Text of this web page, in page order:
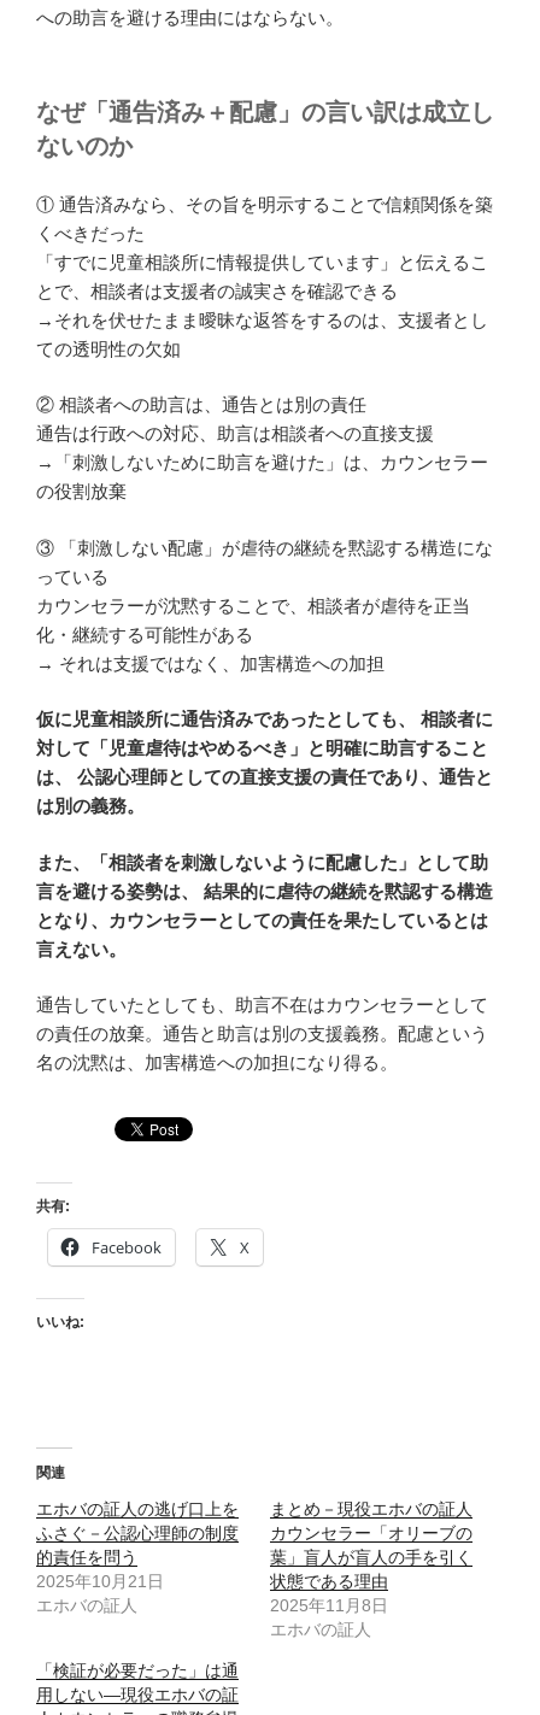
への助言を避ける理由にはならない。
なぜ「通告済み＋配慮」の言い訳は成立し
ないのか
① 通告済みなら、その旨を明示することで信頼関係を築
くべきだった
「すでに児童相談所に情報提供しています」と伝えるこ
とで、相談者は支援者の誠実さを確認できる
→それを伏せたまま曖昧な返答をするのは、支援者とし
ての透明性の欠如
② 相談者への助言は、通告とは別の責任
通告は行政への対応、助言は相談者への直接支援
→「刺激しないために助言を避けた」は、カウンセラー
の役割放棄
③ 「刺激しない配慮」が虐待の継続を黙認する構造にな
っている
カウンセラーが沈黙することで、相談者が虐待を正当
化・継続する可能性がある
→ それは支援ではなく、加害構造への加担
仮に児童相談所に通告済みであったとしても、 相談者に
対して「児童虐待はやめるべき」と明確に助言すること
は、 公認心理師としての直接支援の責任であり、通告と
は別の義務。
また、「相談者を刺激しないように配慮した」として助
言を避ける姿勢は、 結果的に虐待の継続を黙認する構造
となり、カウンセラーとしての責任を果たしているとは
言えない。
通告していたとしても、助言不在はカウンセラーとして
の責任の放棄。通告と助言は別の支援義務。配慮という
名の沈黙は、加害構造への加担になり得る。
共有:
Facebook X
いいね:
関連
エホバの証人の逃げ口上を
ふさぐ－公認心理師の制度
的責任を問う
2025年10月21日
エホバの証人
まとめ－現役エホバの証人
カウンセラー「オリーブの
葉」盲人が盲人の手を引く
状態である理由
2025年11月8日
エホバの証人
「検証が必要だった」は通
用しない―現役エホバの証